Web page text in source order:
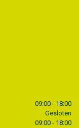
09:00 - 18:00
Gesloten
09:00 - 18:00